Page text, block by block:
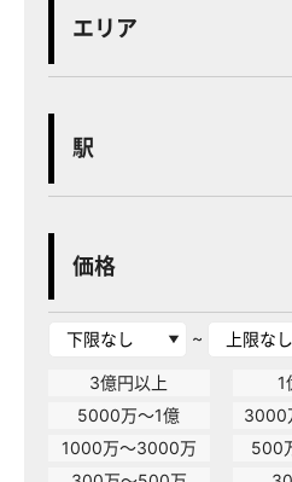
エリア
駅
価格
~
3億円以上
1
5000万～1億
3000
1000万～3000万
500